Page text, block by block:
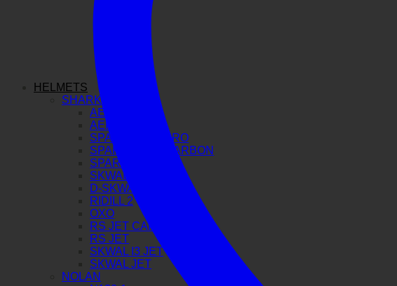
HELMETS
SHARK
AERON GP
AERON
SPARTAN GT PRO
SPARTAN RS CARBON
SPARTAN RS
SKWAL I3
D-SKWAL 3
RIDILL 2
OXO
RS JET CARBON
RS JET
SKWAL I3 JET
SKWAL JET
NOLAN